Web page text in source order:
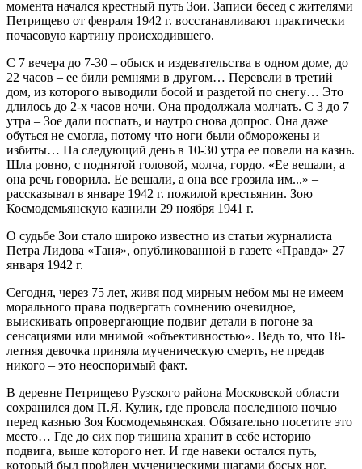
момента начался крестный путь Зои. Записи бесед с жителями
Петрищево от февраля 1942 г. восстанавливают практически
почасовую картину происходившего.
С 7 вечера до 7-30 – обыск и издевательства в одном доме, до
22 часов – ее били ремнями в другом… Перевели в третий
дом, из которого выводили босой и раздетой по снегу… Это
длилось до 2-х часов ночи. Она продолжала молчать. С 3 до 7
утра – Зое дали поспать, и наутро снова допрос. Она даже
обуться не смогла, потому что ноги были обморожены и
избиты… На следующий день в 10-30 утра ее повели на казнь.
Шла ровно, с поднятой головой, молча, гордо. «Ее вешали, а
она речь говорила. Ее вешали, а она все грозила им...» –
рассказывал в январе 1942 г. пожилой крестьянин. Зою
Космодемьянскую казнили 29 ноября 1941 г.
О судьбе Зои стало широко известно из статьи журналиста
Петра Лидова «Таня», опубликованной в газете «Правда» 27
января 1942 г.
Сегодня, через 75 лет, живя под мирным небом мы не имеем
морального права подвергать сомнению очевидное,
выискивать опровергающие подвиг детали в погоне за
сенсациями или мнимой «объективностью». Ведь то, что 18-
летняя девочка приняла мученическую смерть, не предав
никого – это неоспоримый факт.
В деревне Петрищево Рузского района Московской области
сохранился дом П.Я. Кулик, где провела последнюю ночью
перед казнью Зоя Космодемьянская. Обязательно посетите это
место… Где до сих пор тишина хранит в себе историю
подвига, выше которого нет. И где навеки остался путь,
который был пройден мученическими шагами босых ног.